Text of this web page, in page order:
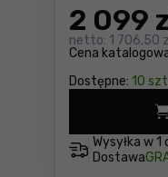
Cena
2 099
netto: 1 706,50
Dostępne: 10
Wysyłka w 1
Dostawa